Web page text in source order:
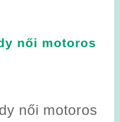
női motoros
női motoros